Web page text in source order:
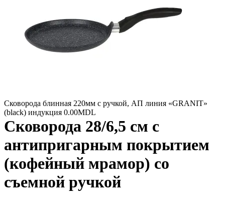
Сковорода блинная 220мм с ручкой, АП линия «GRANIT»
(black) индукция 0.00MDL
Сковорода 28/6,5 см с
антипригарным покрытием
(кофейный мрамор) со
съемной ручкой